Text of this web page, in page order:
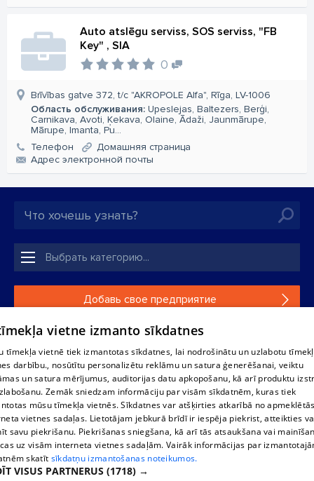
Auto atslēgu serviss, SOS serviss, "FB
Key" , SIA
0
Brīvības gatve 372, t/c "AKROPOLE Alfa", Rīga, LV-1006
Область обслуживания: Upeslejas, Baltezers, Berģi,
Carnikava, Avoti, Ķekava, Olaine, Ādaži, Jaunmārupe,
Mārupe, Imanta, Pu...
Телефон
Домашняя страница
Aдрес электронной почты
Добавь свое предприятие
Если твоего предприятия нет в нашей базе данных,
Полное или частичное распространение или копирование
информации из баз данных 1188 в любой форме строго
запрещено. Также запрещается автоматическое
скачивание информации. Перепубликация любого
материала, опубликованного на сайте 1188 , возможна
только с согласия редакции сайта 1188.
vietne izmanto sīkdatnes
tīmekļa vietnē tiek izmantotas sīkdatnes, lai nodrošinātu un uzlabotu
darbību., nosūtītu personalizētu reklāmu un satura ģenerēšanai, veiktu
un satura mērījumus, auditorijas datu apkopošanu, kā arī produktu
Zemāk sniedzam informāciju par visām sīkdatnēm, kuras tiek
mūsu tīmekļa vietnēs. Sīkdatnes var atšķirties atkarībā no
vietnes sadaļas. Lietotājam jebkurā brīdī ir iespēja piekrist, atteikties
savu piekrišanu. Piekrišanas sniegšana, kā arī tās atsaukšana vai
uz visām interneta vietnes sadaļām. Vairāk informācijas par
skatīt sīkdatņu izmantošanas noteikumos.
VISUS PARTNERUS (1718) →